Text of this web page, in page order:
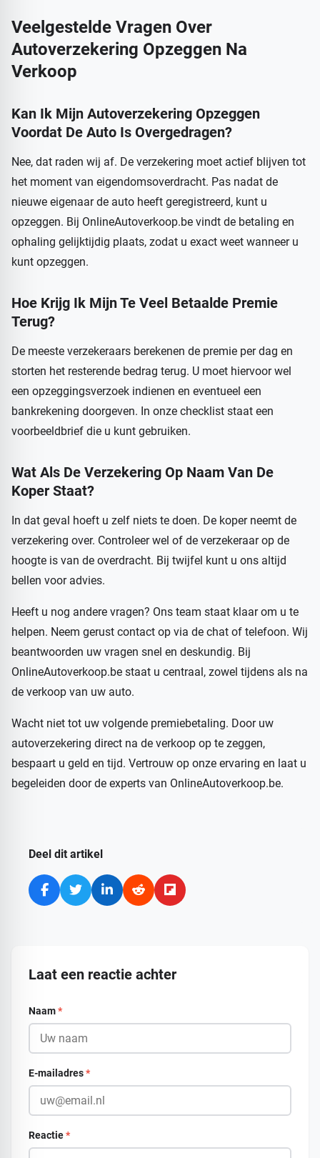
Veelgestelde Vragen Over
Autoverzekering Opzeggen Na
Verkoop
Kan Ik Mijn Autoverzekering Opzeggen
Voordat De Auto Is Overgedragen?
Nee, dat raden wij af. De verzekering moet actief blijven tot
het moment van eigendomsoverdracht. Pas nadat de
nieuwe eigenaar de auto heeft geregistreerd, kunt u
opzeggen. Bij OnlineAutoverkoop.be vindt de betaling en
ophaling gelijktijdig plaats, zodat u exact weet wanneer u
kunt opzeggen.
Hoe Krijg Ik Mijn Te Veel Betaalde Premie
Terug?
De meeste verzekeraars berekenen de premie per dag en
storten het resterende bedrag terug. U moet hiervoor wel
een opzeggingsverzoek indienen en eventueel een
bankrekening doorgeven. In onze checklist staat een
voorbeeldbrief die u kunt gebruiken.
Wat Als De Verzekering Op Naam Van De
Koper Staat?
In dat geval hoeft u zelf niets te doen. De koper neemt de
verzekering over. Controleer wel of de verzekeraar op de
hoogte is van de overdracht. Bij twijfel kunt u ons altijd
bellen voor advies.
Heeft u nog andere vragen? Ons team staat klaar om u te
helpen. Neem gerust contact op via de chat of telefoon. Wij
beantwoorden uw vragen snel en deskundig. Bij
OnlineAutoverkoop.be staat u centraal, zowel tijdens als na
de verkoop van uw auto.
Wacht niet tot uw volgende premiebetaling. Door uw
autoverzekering direct na de verkoop op te zeggen,
bespaart u geld en tijd. Vertrouw op onze ervaring en laat u
begeleiden door de experts van OnlineAutoverkoop.be.
Deel dit artikel
Laat een reactie achter
Naam*
E-mailadres*
Reactie*